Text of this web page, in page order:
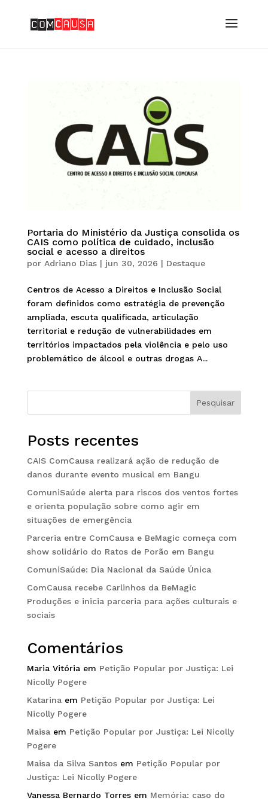
Portaria do Ministério da Justiça consolida os
CAIS como política de cuidado, inclusão
social e acesso a direitos
por Adriano Dias| jun 30, 2026 | Destaque
Centros de Acesso a Direitos e Inclusão Social
foram definidos como estratégia de prevenção
ampliada, escuta qualificada, articulação
territorial e redução de vulnerabilidades em
territórios impactados pela violência e pelo uso
problemático de álcool e outras drogas A...
Pesquisar
Posts recentes
CAIS ComCausa realizará ação de redução de
danos durante evento musical em Bangu
ComuniSaúde alerta para riscos dos ventos fortes
e orienta população sobre como agir em
situações de emergência
Parceria entre ComCausa e BeMagic começa com
show solidário do Ratos de Porão em Bangu
ComuniSaúde: Dia Nacional da Saúde Única
ComCausa recebe Carlinhos da BeMagic
Produções e inicia parceria para ações culturais e
sociais
Comentários
Maria Vitóriaem Petição Popular por Justiça: Lei
Nicolly Pogere
Katarinaem Petição Popular por Justiça: Lei
Nicolly Pogere
Maisaem Petição Popular por Justiça: Lei Nicolly
Pogere
Maisa da Silva Santosem Petição Popular por
Justiça: Lei Nicolly Pogere
Vanessa Bernardo Torresem Memória: caso do